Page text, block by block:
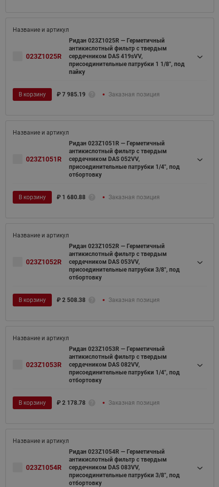
023Z1025R
Ридан 023Z1025R — Герметичный
антикислотный фильтр с твердым
сердечником DAS 419sVV,
присоединительные патрубки 1 1/8", под
пайку
В корзину ₽ 7 985.19 Заказная позиция
023Z1051R
Ридан 023Z1051R — Герметичный
антикислотный фильтр с твердым
сердечником DAS 052VV,
присоединительные патрубки 1/4", под
отбортовку
В корзину ₽ 1 680.88 Заказная позиция
023Z1052R
Ридан 023Z1052R — Герметичный
антикислотный фильтр с твердым
сердечником DAS 053VV,
присоединительные патрубки 3/8", под
отбортовку
В корзину ₽ 2 508.38 Заказная позиция
023Z1053R
Ридан 023Z1053R — Герметичный
антикислотный фильтр с твердым
сердечником DAS 082VV,
присоединительные патрубки 1/4", под
отбортовку
В корзину ₽ 2 178.78 Заказная позиция
023Z1054R
Ридан 023Z1054R — Герметичный
антикислотный фильтр с твердым
сердечником DAS 083VV,
присоединительные патрубки 3/8", под
отбортовку